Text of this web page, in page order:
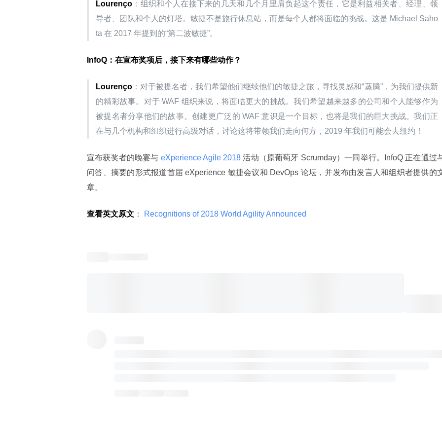
Lourenço ：组织和个人在接下来的几天和几个月里肩负起这个责任，它是利益相关者、经理、领
导者、团队和个人的灯塔。敏捷不是旅行休息站，而是每个人都将面临的挑战。这是 Michael Saho
ta 在 2017 年提到的“第二波敏捷”。
InfoQ：在宣布奖项后，接下来有哪些动作？
Lourenço ：对于被提名者，我们希望他们继续他们的敏捷之旅，寻找灵感和“蒸腾”，为我们提供新
的精彩故事。对于 WAF 组织来说，将面临更大的挑战。我们希望越来越多的公司和个人能够作为
被提名者分享他们的故事。创建更广泛的 WAF 意识是一个目标，也将是我们的巨大挑战。我们正
在与几个机构和组织进行高级对话，讨论这将带领我们走向何方，2019 年我们可能会去纽约！
宣布获奖者的晚宴与 eXperience Agile 2018 活动（原葡萄牙 Scrumday）一同举行。InfoQ 正在通过
问答、摘要的形式报道首届 eXperience 敏捷会议和 DevOps 论坛，并发布由发言人和组织者提供的
章。
查看英文原文 ： Recognitions of 2018 World Agility Announced